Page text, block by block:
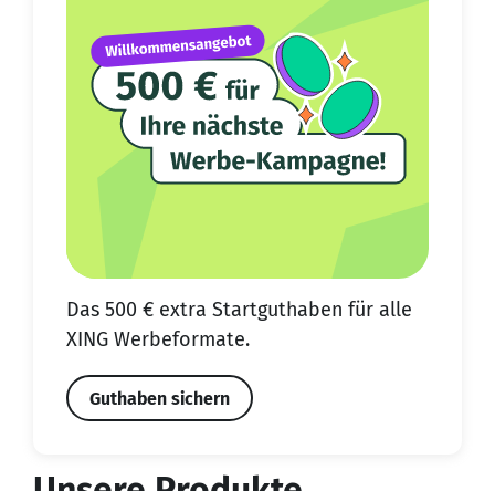
Das 500 € extra Start­guthaben für alle
XING Werbeformate.
Guthaben sichern